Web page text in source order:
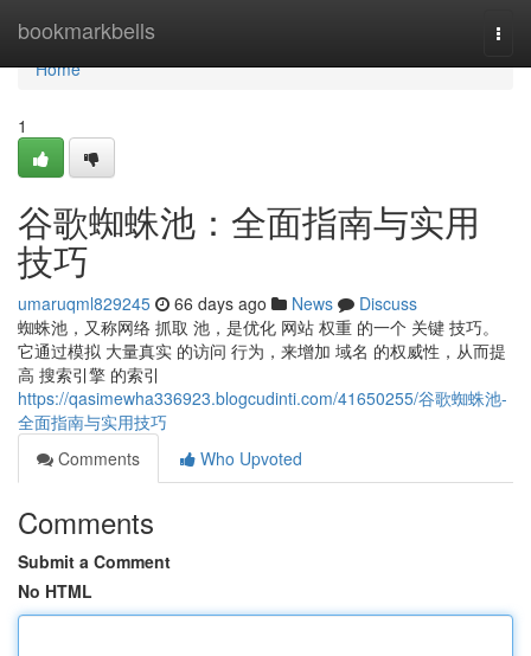
bookmarkbells
Home
Home
1
谷歌蜘蛛池：全面指南与实用
技巧
umaruqml829245 66 days ago News
Discuss
蜘蛛池，又称网络 抓取 池，是优化 网站 权重 的一个 关键 技巧。
它通过模拟 大量真实 的访问 行为，来增加 域名 的权威性，从而提
高 搜索引擎 的索引
https://qasimewha336923.blogcudinti.com/41650255/谷歌蜘蛛池-
全面指南与实用技巧
Comments
Who Upvoted
Comments
Submit a Comment
No HTML